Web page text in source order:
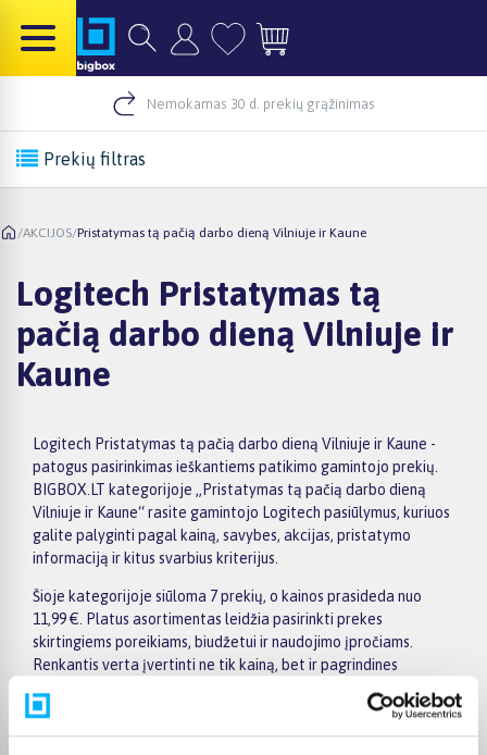
Nemokamas 30 d. prekių grąžinimas
Prekių filtras
/AKCIJOS/Pristatymas tą pačią darbo dieną Vilniuje ir Kaune
Logitech Pristatymas tą
pačią darbo dieną Vilniuje ir
Kaune
Logitech Pristatymas tą pačią darbo dieną Vilniuje ir Kaune -
patogus pasirinkimas ieškantiems patikimo gamintojo prekių.
BIGBOX.LT kategorijoje „Pristatymas tą pačią darbo dieną
Vilniuje ir Kaune“ rasite gamintojo Logitech pasiūlymus, kuriuos
galite palyginti pagal kainą, savybes, akcijas, pristatymo
informaciją ir kitus svarbius kriterijus.
Šioje kategorijoje siūloma 7 prekių, o kainos prasideda nuo
11,99 €. Platus asortimentas leidžia pasirinkti prekes
skirtingiems poreikiams, biudžetui ir naudojimo įpročiams.
Renkantis verta įvertinti ne tik kainą, bet ir pagrindines
taikomus specialius pasiūlymus.